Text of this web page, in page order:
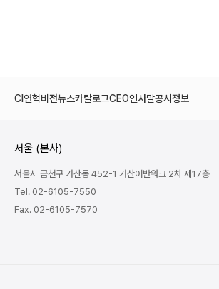
CI 연혁비전뉴스카탈로그CEO인사말공시정보
서울 (본사)
서울시 금천구 가산동 452-1 가산어반워크 2차 제17층
Tel. 02-6105-7550
Fax. 02-6105-7570